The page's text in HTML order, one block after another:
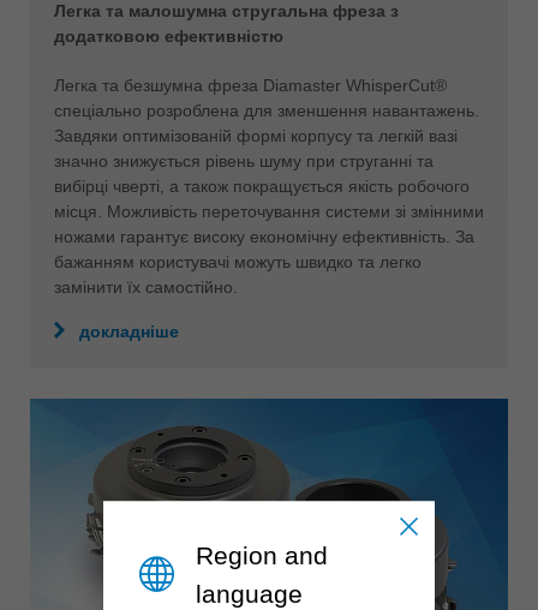
Легка та малошумна стругальна фреза з
додатковою ефективністю
Легка та безшумна фреза Diamaster WhisperCut®
спеціально розроблена для зменшення навантажень.
Завдяки оптимізованій формі корпусу та легкій вазі
значно знижується рівень шуму при струганні та
вибірці чверті, а також покращується якість робочого
місця. Можливість переточування системи зі змінними
ножами гарантує високу економічну ефективність. За
бажанням користувачі можуть швидко та легко
замінити їх самостійно.
докладніше
Region and
language